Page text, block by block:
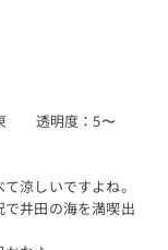
透明度：5〜
涼しいですよね。
井田の海を満喫出